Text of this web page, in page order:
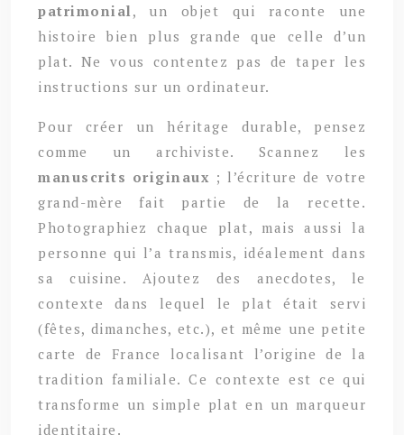
patrimonial , un objet qui raconte une
histoire bien plus grande que celle d’un
plat. Ne vous contentez pas de taper les
instructions sur un ordinateur.
Pour créer un héritage durable, pensez
comme un archiviste. Scannez les
manuscrits originaux ; l’écriture de votre
grand-mère fait partie de la recette.
Photographiez chaque plat, mais aussi la
personne qui l’a transmis, idéalement dans
sa cuisine. Ajoutez des anecdotes, le
contexte dans lequel le plat était servi
(fêtes, dimanches, etc.), et même une petite
carte de France localisant l’origine de la
tradition familiale. Ce contexte est ce qui
transforme un simple plat en un marqueur
identitaire.